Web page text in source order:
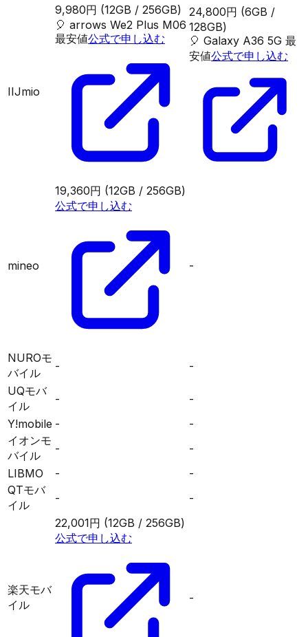
IIJmio
9,980円 (12GB / 256GB)
🎈 arrows We2 Plus M06
最安値公式で申し込む
24,800円 (6GB /
128GB)
🎈 Galaxy A36 5G 最
安値公式で申し込む
mineo
19,360円 (12GB / 256GB)
公式で申し込む
-
NUROモ
バイル
-
-
UQモバ
イル
-
-
Y!mobile -
-
イオンモ
バイル
-
-
LIBMO
-
-
QTモバ
イル
- -
楽天モバ
イル
22,001円 (12GB / 256GB)
公式で申し込む
-